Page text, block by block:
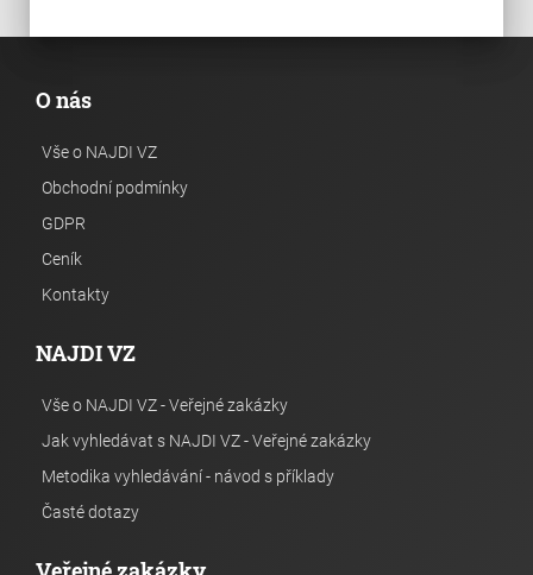
O nás
Vše o NAJDI VZ
Obchodní podmínky
GDPR
Ceník
Kontakty
NAJDI VZ
Vše o NAJDI VZ - Veřejné zakázky
Jak vyhledávat s NAJDI VZ - Veřejné zakázky
Metodika vyhledávání - návod s příklady
Časté dotazy